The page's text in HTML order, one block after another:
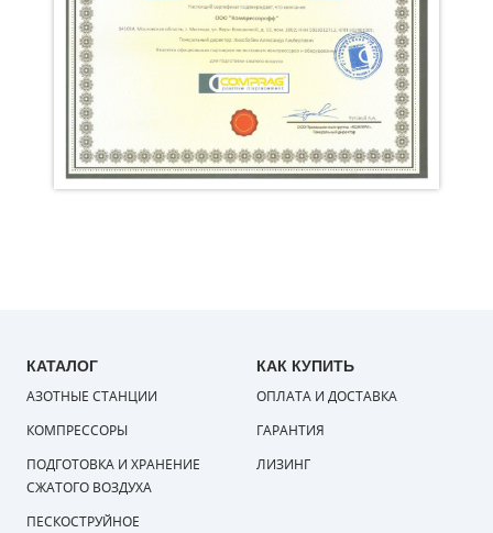
КАТАЛОГ
АЗОТНЫЕ СТАНЦИИ
КОМПРЕССОРЫ
ПОДГОТОВКА И ХРАНЕНИЕ
СЖАТОГО ВОЗДУХА
ПЕСКОСТРУЙНОЕ
КАК КУПИТЬ
ОПЛАТА И ДОСТАВКА
ГАРАНТИЯ
ЛИЗИНГ